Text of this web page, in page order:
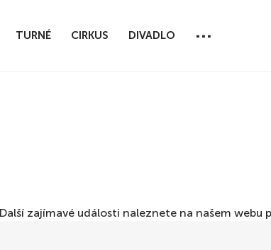
TURNÉ CIRKUS DIVADLO ...
zajímavé události naleznete na našem webu